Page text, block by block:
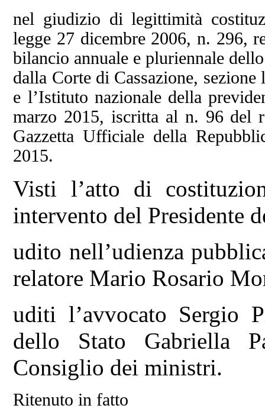
nel giudizio di legittimità
legge 27 dicembre 2006, n. 296,
bilancio annuale e pluriennale
dalla Corte di Cassazione,
e l’Istituto nazionale della
marzo 2015, iscritta al n. 96 del
Gazzetta Ufficiale della
2015.
Visti l’atto di
intervento del Presidente
udito nell’udienza
relatore Mario Rosario
uditi l’avvocato Sergio
dello Stato Gabriella
Consiglio dei ministri.
Ritenuto in fatto